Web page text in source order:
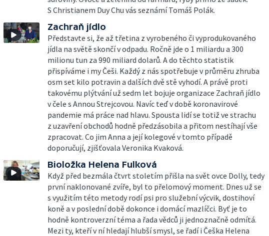
S Christianem Duy Chu vás seznámí Tomáš Polák.
Zachraň jídlo
Představte si, že až třetina z vyrobeného či vyprodukovaného
jídla na světě skončí v odpadu. Ročně jde o 1 miliardu a 300
milionu tun za 990 miliard dolarů. A do těchto statistik
přispíváme i my Češi. Každý z nás spotřebuje v průměru zhruba
osm set kilo potravin a dalších dvě stě vyhodí. A právě proti
takovému plýtvání už sedm let bojuje organizace Zachraň jídlo
v čele s Annou Strejcovou. Navíc teď v době koronavirové
pandemie má práce nad hlavu. Spousta lidí se totiž ve strachu
z uzavření obchodů hodně předzásobila a přitom nestíhají vše
zpracovat. Co jim Anna a její kolegové v tomto případě
doporučují, zjišťovala Veronika Kvaková.
Bioložka Helena Fulková
Když před bezmála čtvrt stoletím přišla na svět ovce Dolly, tedy
první naklonované zvíře, byl to přelomový moment. Dnes už se
s využitím této metody rodí psi pro služební výcvik, dostihoví
koně a v poslední době dokonce i domácí mazlíčci. Byť je to
hodně kontroverzní téma a řada vědců ji jednoznačně odmítá.
Mezi ty, kteří v ní hledají hlubší smysl, se řadí i Češka Helena